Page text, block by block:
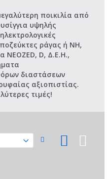
ποικιλία από
υψηλής
ράγας ή NH,
NEOZED, D, Δ.Ε.Η.,
διαστάσεων
αξιοπιστίας.
τιμές!